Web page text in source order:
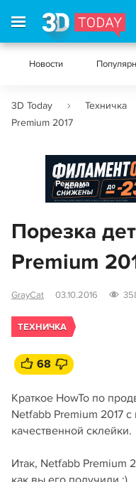
Новости
3D Today Техничка
Premium 2017
Реклама
Порезка
Premium
GrayCat 03.10.2016
ТЕХНИЧКА
68
Краткое HowTo по
Netfabb Premium 2017
качественной склейки.
Итак, Netfabb Premium